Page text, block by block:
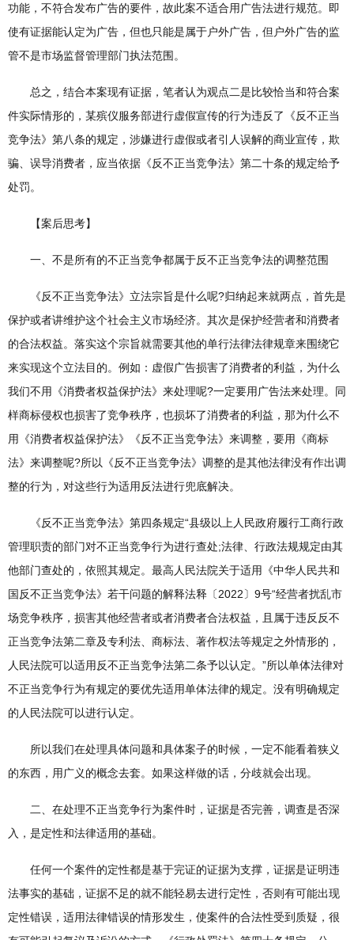
功能，不符合发布广告的要件，故此案不适合用广告法进行规范。即
使有证据能认定为广告，但也只能是属于户外广告，但户外广告的监
管不是市场监督管理部门执法范围。
总之，结合本案现有证据，笔者认为观点二是比较恰当和符合案
件实际情形的，某殡仪服务部进行虚假宣传的行为违反了《反不正当
竞争法》第八条的规定，涉嫌进行虚假或者引人误解的商业宣传，欺
骗、误导消费者，应当依据《反不正当竞争法》第二十条的规定给予
处罚。
【案后思考】
一、不是所有的不正当竞争都属于反不正当竞争法的调整范围
《反不正当竞争法》立法宗旨是什么呢?归纳起来就两点，首先是
保护或者讲维护这个社会主义市场经济。其次是保护经营者和消费者
的合法权益。落实这个宗旨就需要其他的单行法律法律规章来围绕它
来实现这个立法目的。例如：虚假广告损害了消费者的利益，为什么
我们不用《消费者权益保护法》来处理呢?一定要用广告法来处理。同
样商标侵权也损害了竞争秩序，也损坏了消费者的利益，那为什么不
用《消费者权益保护法》《反不正当竞争法》来调整，要用《商标
法》来调整呢?所以《反不正当竞争法》调整的是其他法律没有作出调
整的行为，对这些行为适用反法进行兜底解决。
《反不正当竞争法》第四条规定“县级以上人民政府履行工商行政
管理职责的部门对不正当竞争行为进行查处;法律、行政法规规定由其
他部门查处的，依照其规定。最高人民法院关于适用《中华人民共和
国反不正当竞争法》若干问题的解释法释〔2022〕9号“经营者扰乱市
场竞争秩序，损害其他经营者或者消费者合法权益，且属于违反反不
正当竞争法第二章及专利法、商标法、著作权法等规定之外情形的，
人民法院可以适用反不正当竞争法第二条予以认定。”所以单体法律对
不正当竞争行为有规定的要优先适用单体法律的规定。没有明确规定
的人民法院可以进行认定。
所以我们在处理具体问题和具体案子的时候，一定不能看着狭义
的东西，用广义的概念去套。如果这样做的话，分歧就会出现。
二、在处理不正当竞争行为案件时，证据是否完善，调查是否深
入，是定性和法律适用的基础。
任何一个案件的定性都是基于完证的证据为支撑，证据是证明违
法事实的基础，证据不足的就不能轻易去进行定性，否则有可能出现
定性错误，适用法律错误的情形发生，使案件的合法性受到质疑，很